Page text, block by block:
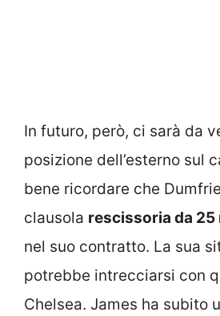
In futuro, però, ci sarà da
posizione dell’esterno sul
bene ricordare che
clausola rescissoria da 25
nel suo contratto. La sua
potrebbe intrecciarsi con
Chelsea. James ha subito